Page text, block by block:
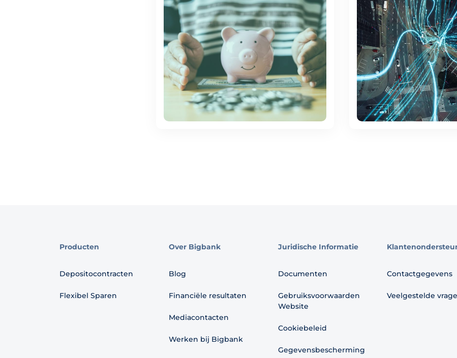
Producten
Depositocontracten
Flexibel Sparen
Over Bigbank
Blog
Financiële resultaten
Mediacontacten
Werken bij Bigbank
Juridische Informatie
Documenten
Gebruiksvoorwaarden
Website
Cookiebeleid
Gegevensbescherming
Contactgegevens
Veelgestelde